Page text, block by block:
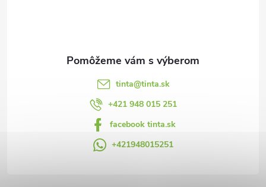
tinta@tinta.sk
+421 948 015 251
facebook tinta.sk
+421948015251